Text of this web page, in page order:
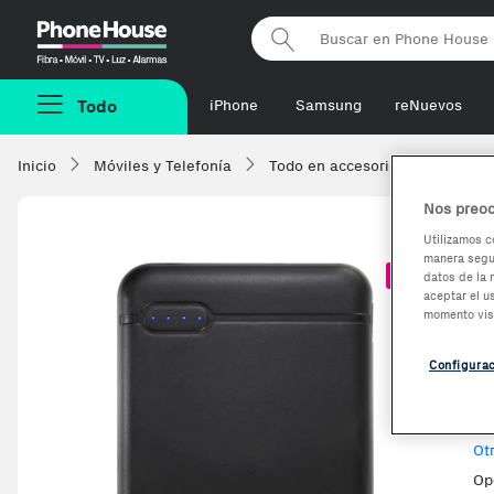
Phonehouse
Todo iPhone Samsung reNuevos
Inicio Móviles y Telefonía Todo en accesorios
-3,88%
Nos
Utilizamos
manera
datos de la
aceptar el
momento